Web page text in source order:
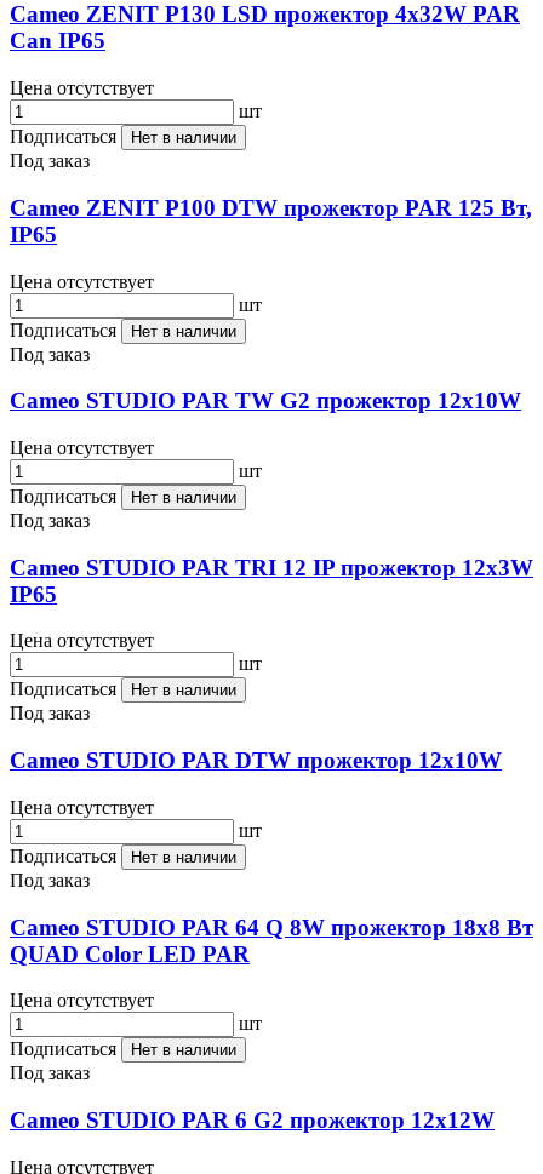
Cameo ZENIT P130 LSD прожектор 4х32W PAR
Can IP65
Цена отсутствует
шт
Подписаться
Нет в наличии
Под заказ
Cameo ZENIT P100 DTW прожектор PAR 125 Вт,
IP65
Цена отсутствует
шт
Подписаться
Нет в наличии
Под заказ
Cameo STUDIO PAR TW G2 прожектор 12x10W
Цена отсутствует
шт
Подписаться
Нет в наличии
Под заказ
Cameo STUDIO PAR TRI 12 IP прожектор 12x3W
IP65
Цена отсутствует
шт
Подписаться
Нет в наличии
Под заказ
Cameo STUDIO PAR DTW прожектор 12x10W
Цена отсутствует
шт
Подписаться
Нет в наличии
Под заказ
Cameo STUDIO PAR 64 Q 8W прожектор 18x8 Вт
QUAD Color LED PAR
Цена отсутствует
шт
Подписаться
Нет в наличии
Под заказ
Cameo STUDIO PAR 6 G2 прожектор 12x12W
Цена отсутствует